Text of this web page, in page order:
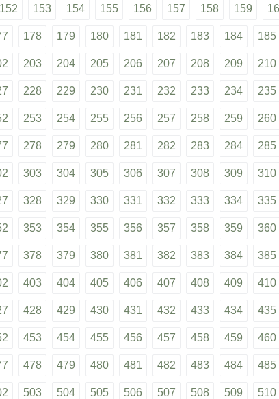
152 153 154 155 156 157 158 159
178 179 180 181 182 183 184 185
203 204 205 206 207 208 209 210
228 229 230 231 232 233 234 235
253 254 255 256 257 258 259 260
278 279 280 281 282 283 284 285
303 304 305 306 307 308 309 310
328 329 330 331 332 333 334 335
353 354 355 356 357 358 359 360
378 379 380 381 382 383 384 385
403 404 405 406 407 408 409 410
428 429 430 431 432 433 434 435
453 454 455 456 457 458 459 460
478 479 480 481 482 483 484 485
503 504 505 506 507 508 509 510